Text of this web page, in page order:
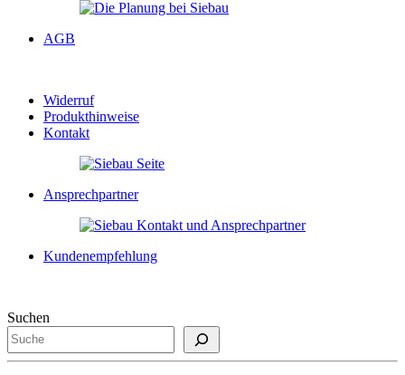
AGB
Widerruf
Produkthinweise
Kontakt
Ansprechpartner
Kundenempfehlung
Suchen